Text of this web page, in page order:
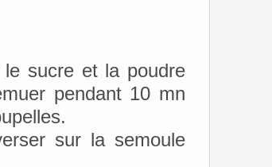
sucre et la poudre
pendant 10 mn
sur la semoule